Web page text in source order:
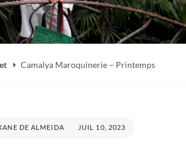
Camalya Maroquinerie – Printemps
DE ALMEIDA
POSTED
JUIL 10, 2023